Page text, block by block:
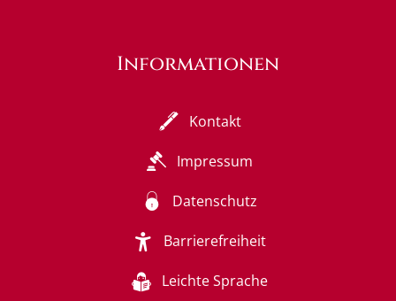
Informationen
Kontakt
Impressum
Datenschutz
Barrierefreiheit
Leichte Sprache